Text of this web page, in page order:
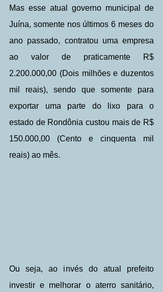
Mas esse atual governo municipal de
Juína, somente nos últimos 6 meses do
ano passado, contratou uma empresa
ao valor de praticamente R$
2.200.000,00 (Dois milhões e duzentos
mil reais), sendo que somente para
exportar uma parte do lixo para o
estado de Rondônia custou mais de R$
150.000,00 (Cento e cinquenta mil
reais) ao mês.
Ou seja, ao invés do atual prefeito
investir e melhorar o aterro sanitário,